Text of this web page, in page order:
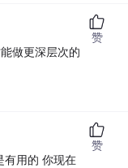
做更深层次的
赞
有用的 你现在
赞